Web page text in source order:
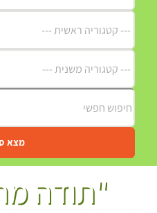
מצא
"תודה